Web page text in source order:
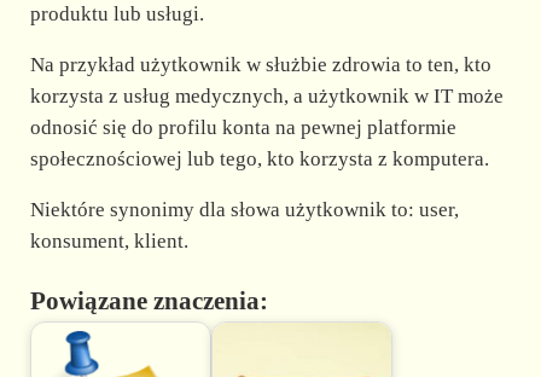
produktu lub usługi.
Na przykład użytkownik w służbie zdrowia to ten, kto
korzysta z usług medycznych, a użytkownik w IT może
odnosić się do profilu konta na pewnej platformie
społecznościowej lub tego, kto korzysta z komputera.
Niektóre synonimy dla słowa użytkownik to: user,
konsument, klient.
Powiązane znaczenia: